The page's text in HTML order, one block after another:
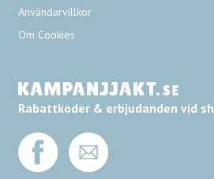
Användarvillkor
Om Cookies
Rabattkoder & erbjudanden vid